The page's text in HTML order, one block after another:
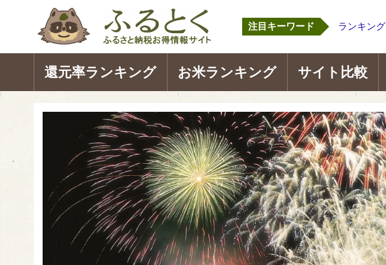
注目キーワード ランキング
還元率ランキング お米ランキング サイト比較